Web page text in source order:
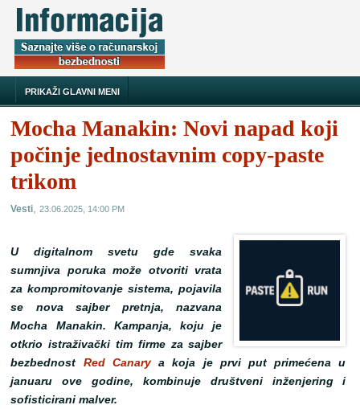
PRIKAŽI GLAVNI MENI
Mocha Manakin: Novi napad koji
počinje jednostavnim copy-paste
trikom
Vesti,23.06.2025, 14:00 PM
U digitalnom svetu gde svaka
sumnjiva poruka može otvoriti vrata
za kompromitovanje sistema, pojavila
se nova sajber pretnja, nazvana
Mocha Manakin. Kampanja, koju je
otkrio istraživački tim firme za sajber
bezbednost
Red Canary
a koja je prvi put primećena u
januaru ove godine, kombinuje društveni inženjering i
sofisticirani malver.